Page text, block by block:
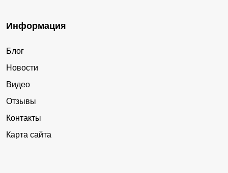
Информация
Блог
Новости
Видео
Отзывы
Контакты
Карта сайта